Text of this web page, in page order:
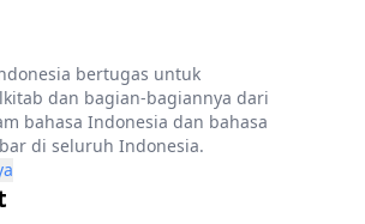
bertugas untuk
dan bagian-bagiannya dari
bahasa Indonesia dan bahasa
di seluruh Indonesia.